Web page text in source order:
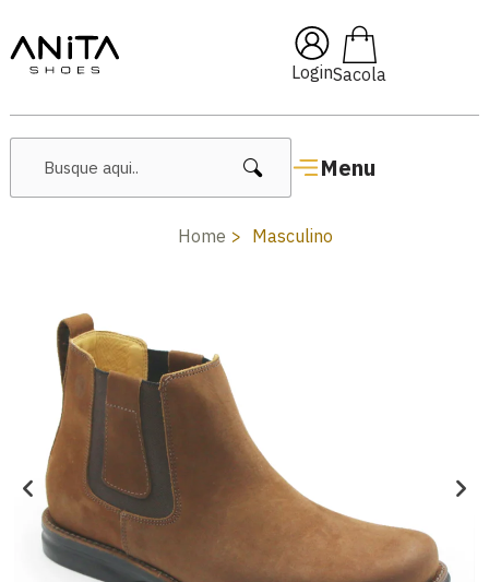
Login
Menu
🔥 Lançamentos Femininos
Home Masculino